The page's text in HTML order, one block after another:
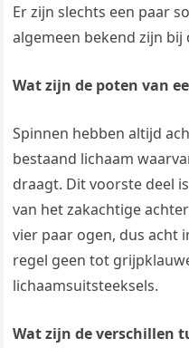
Er zijn slechts een paar
algemeen bekend zijn bij
Wat zijn de poten van
Spinnen hebben altijd
bestaand lichaam
draagt. Dit voorste deel
van het zakachtige
vier paar ogen, dus acht
regel geen tot
lichaamsuitsteeksels.
Wat zijn de verschillen